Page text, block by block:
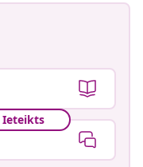
Ieteikts